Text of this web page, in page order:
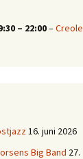
– 22:00–Creole
16. juni 2026
Big Band 27.